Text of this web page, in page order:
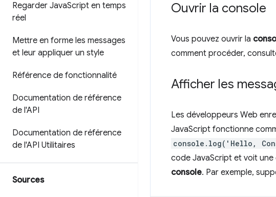
Regarder JavaScript en temps
réel
Mettre en forme les messages
et leur appliquer un style
Référence de fonctionnalité
Documentation de référence
de l'API
Documentation de référence
de l'API Utilitaires
Sources
Ouvrir la console
Vous pouvez ouvrir la
comment procéder,
Afficher les
Les développeurs Web
JavaScript fonctionne
console.log('Hello,
code JavaScript et voit une
console. Par exemple,